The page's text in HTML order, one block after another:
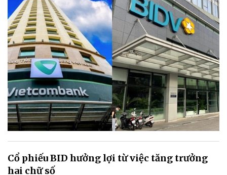
Cổ phiếu BID hưởng lợi từ việc tăng trưởng
hai chữ số